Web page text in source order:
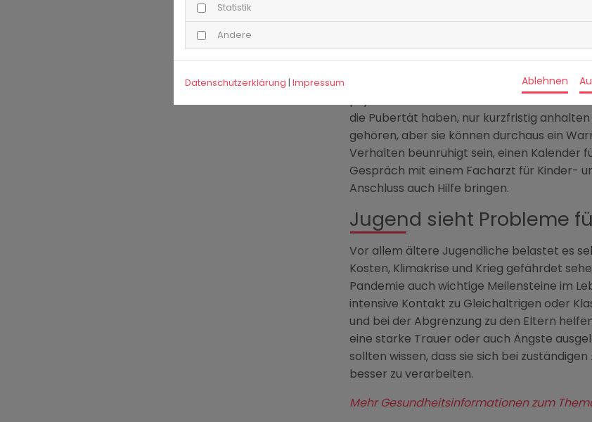
Eltern sollten auf die
Sind die Kinder plötzlich antriebslos und
oder werden aggressiv oder essen immer
dafür sein, dass das Kind oder der
psychische Krankheit entwickelt.
die Pubertät haben, nur kurzfristig
gehören, aber sie können durchaus ein
Verhalten beunruhigt sein, einen Kalender
Gespräch mit einem Facharzt für Kinder-
Anschluss auch Hilfe bringen.
Jugend sieht Probleme
Vor allem ältere Jugendliche belastet es
Kosten, Klimakrise und Krieg gefährdet
Pandemie auch wichtige Meilensteine im
intensive Kontakt zu Gleichaltrigen oder
und bei der Abgrenzung zu den Eltern
eine starke Trauer oder auch Ängste
sollten wissen, dass sie sich bei
besser zu verarbeiten.
Mehr Gesundheitsinformationen zum
Statistik
Andere
Datenschutzerklärung | Impressum Ablehnen